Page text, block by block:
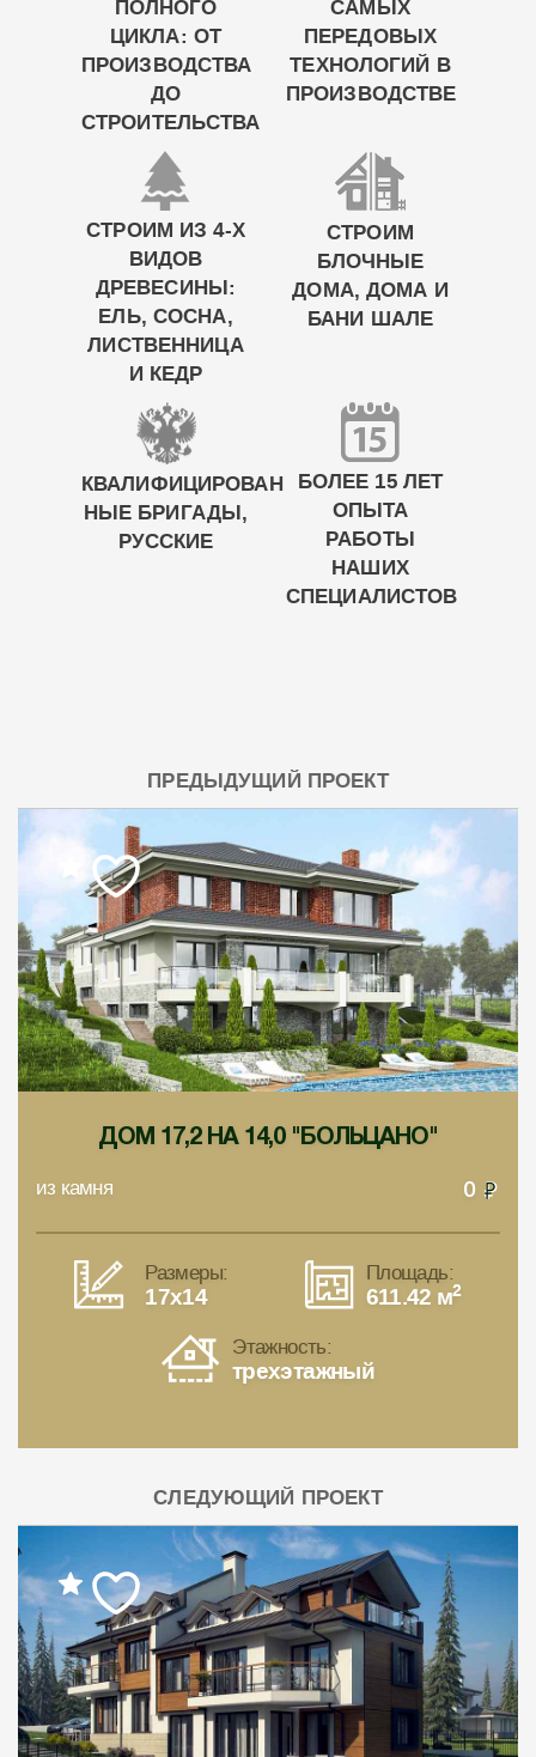
ПОЛНОГО
ЦИКЛА: ОТ
ПРОИЗВОДСТВА
ДО
СТРОИТЕЛЬСТВА
САМЫХ
ПЕРЕДОВЫХ
ТЕХНОЛОГИЙ В
ПРОИЗВОДСТВЕ
СТРОИМ ИЗ 4-Х
ВИДОВ
ДРЕВЕСИНЫ:
ЕЛЬ, СОСНА,
ЛИСТВЕННИЦА
И КЕДР
СТРОИМ
БЛОЧНЫЕ
ДОМА, ДОМА И
БАНИ ШАЛЕ
КВАЛИФИЦИРОВАН
НЫЕ БРИГАДЫ,
РУССКИЕ
БОЛЕЕ 15 ЛЕТ
ОПЫТА
РАБОТЫ
НАШИХ
СПЕЦИАЛИСТОВ
ПРЕДЫДУЩИЙ ПРОЕКТ
ДОМ 17,2 НА 14,0 "БОЛЬЦАНО"
из камня 0
Размеры:
17x14
Площадь:
611.42 м2
Этажность:
трехэтажный
СЛЕДУЮЩИЙ ПРОЕКТ